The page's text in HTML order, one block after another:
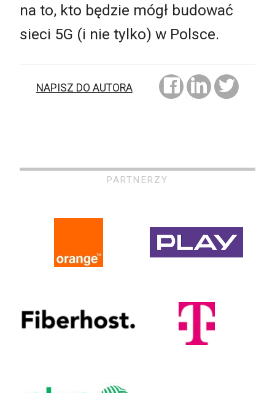
na to, kto będzie mógł budować
sieci 5G (i nie tylko) w Polsce.
NAPISZ DO AUTORA
PARTNERZY